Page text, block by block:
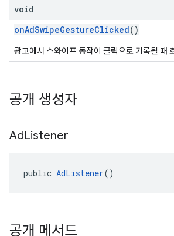
void
onAdSwipeGestureClicked()
광고에서 스와이프 동작이 클릭으로 기록될 때
공개 생성자
AdListener
public AdListener()
공개 메서드